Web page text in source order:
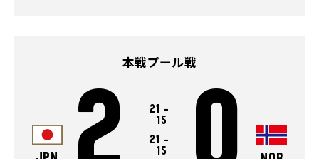
本戦プール戦
21 -
15
21 -
15